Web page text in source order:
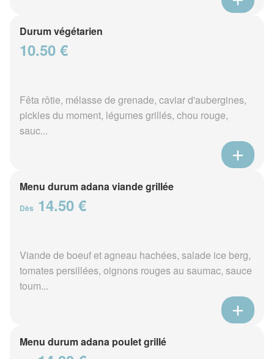
Durum végétarien
10.50 €
Fêta rôtie, mélasse de grenade, caviar d'aubergines,
pickles du moment, légumes grillés, chou rouge,
sauc...
Menu durum adana viande grillée
Dès 14.50 €
Viande de boeuf et agneau hachées, salade ice berg,
tomates persillées, oignons rouges au saumac, sauce
toum...
Menu durum adana poulet grillé